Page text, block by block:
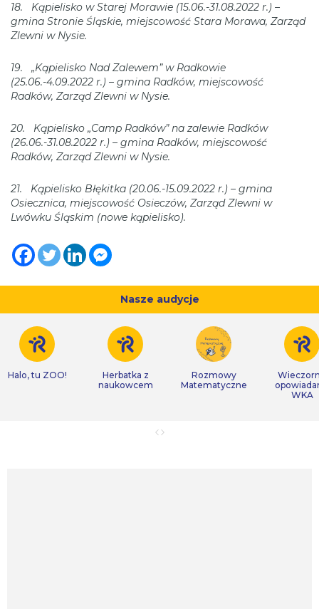
18. Kąpielisko w Starej Morawie (15.06.-31.08.2022 r.) –
gmina Stronie Śląskie, miejscowość Stara Morawa, Zarząd
Zlewni w Nysie.
19. „Kąpielisko Nad Zalewem” w Radkowie
(25.06.-4.09.2022 r.) – gmina Radków, miejscowość
Radków, Zarząd Zlewni w Nysie.
20. Kąpielisko „Camp Radków” na zalewie Radków
(26.06.-31.08.2022 r.) – gmina Radków, miejscowość
Radków, Zarząd Zlewni w Nysie.
21. Kąpielisko Błękitka (20.06.-15.09.2022 r.) – gmina
Osiecznica, miejscowość Osieczów, Zarząd Zlewni w
Lwówku Śląskim (nowe kąpielisko).
Nasze audycje
Halo, tu ZOO!
Herbatka z
naukowcem
Rozmowy
Matematyczne
WKA